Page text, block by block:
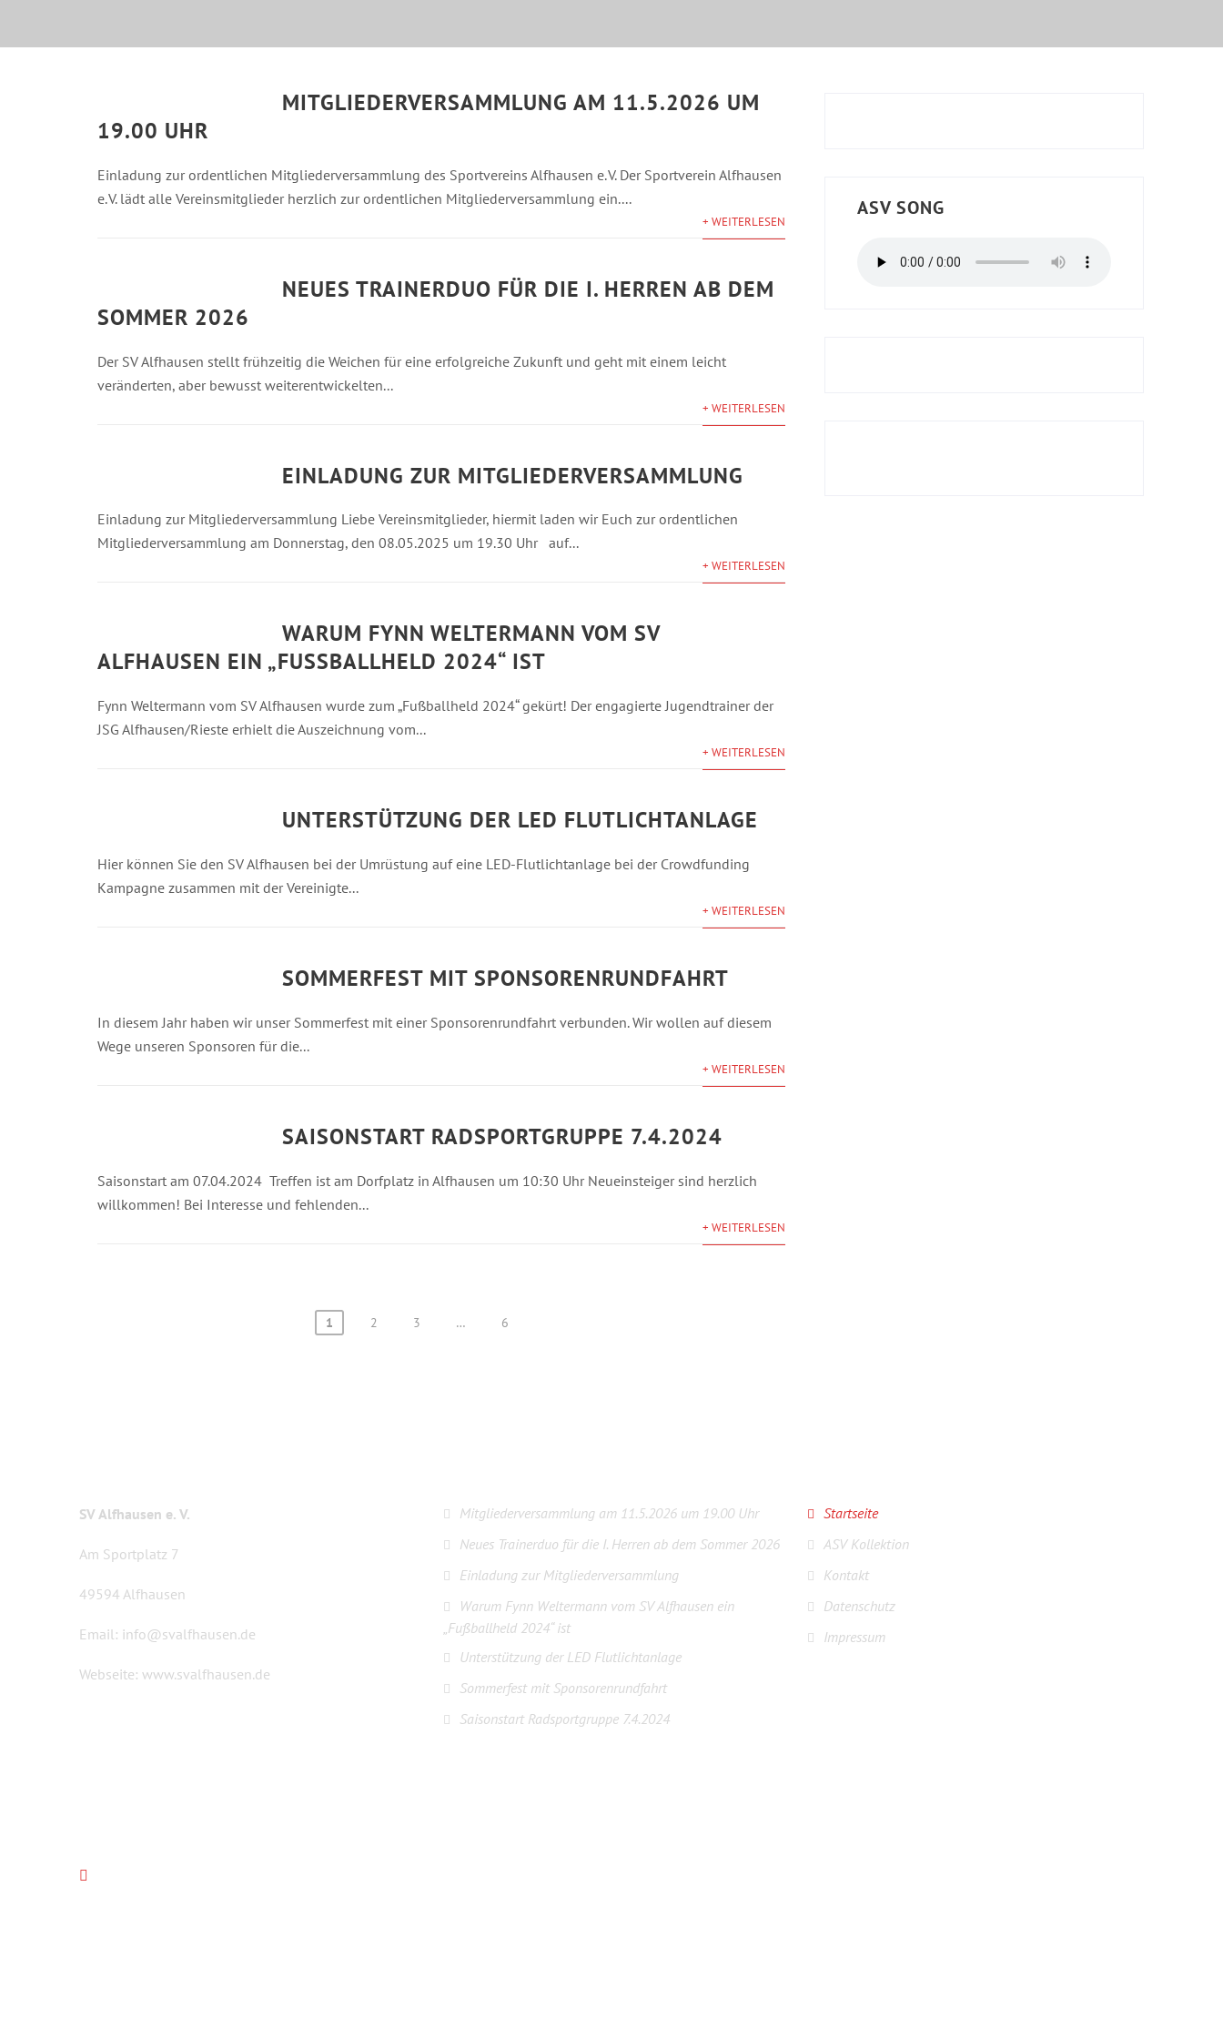
MITGLIEDERVERSAMMLUNG AM 11.5.2026 UM
19.00 UHR
Einladung zur ordentlichen Mitgliederversammlung des Sportvereins Alfhausen e. V. Der Sportverein Alfhausen
e. V. lädt alle Vereinsmitglieder herzlich zur ordentlichen Mitgliederversammlung ein....
+ WEITERLESEN
NEUES TRAINERDUO FÜR DIE I. HERREN AB DEM
SOMMER 2026
Der SV Alfhausen stellt frühzeitig die Weichen für eine erfolgreiche Zukunft und geht mit einem leicht
veränderten, aber bewusst weiterentwickelten...
+ WEITERLESEN
EINLADUNG ZUR MITGLIEDERVERSAMMLUNG
Einladung zur Mitgliederversammlung Liebe Vereinsmitglieder, hiermit laden wir Euch zur ordentlichen
Mitgliederversammlung am Donnerstag, den 08.05.2025 um 19.30 Uhr auf...
+ WEITERLESEN
WARUM FYNN WELTERMANN VOM SV
ALFHAUSEN EIN „FUSSBALLHELD 2024“ IST
Fynn Weltermann vom SV Alfhausen wurde zum „Fußballheld 2024“ gekürt! Der engagierte Jugendtrainer der
JSG Alfhausen/Rieste erhielt die Auszeichnung vom...
+ WEITERLESEN
UNTERSTÜTZUNG DER LED FLUTLICHTANLAGE
Hier können Sie den SV Alfhausen bei der Umrüstung auf eine LED-Flutlichtanlage bei der Crowdfunding
Kampagne zusammen mit der Vereinigte...
+ WEITERLESEN
SOMMERFEST MIT SPONSORENRUNDFAHRT
In diesem Jahr haben wir unser Sommerfest mit einer Sponsorenrundfahrt verbunden. Wir wollen auf diesem
Wege unseren Sponsoren für die...
+ WEITERLESEN
SAISONSTART RADSPORTGRUPPE 7.4.2024
Saisonstart am 07.04.2024 Treffen ist am Dorfplatz in Alfhausen um 10:30 Uhr Neueinsteiger sind herzlich
willkommen! Bei Interesse und fehlenden...
+ WEITERLESEN
SEITENNUMMERIERUNG1 2 3 … 6
ASV SONG
SV Alfhausen e. V.
Am Sportplatz 7
49594 Alfhausen
Email: info@svalfhausen.de
Webseite: www.svalfhausen.de
Mitgliederversammlung am 11.5.2026 um 19.00 Uhr
Neues Trainerduo für die I. Herren ab dem Sommer 2026
Einladung zur Mitgliederversammlung
Warum Fynn Weltermann vom SV Alfhausen ein
„Fußballheld 2024“ ist
Unterstützung der LED Flutlichtanlage
Sommerfest mit Sponsorenrundfahrt
Saisonstart Radsportgruppe 7.4.2024
Startseite
ASV Kollektion
Kontakt
Datenschutz
Impressum